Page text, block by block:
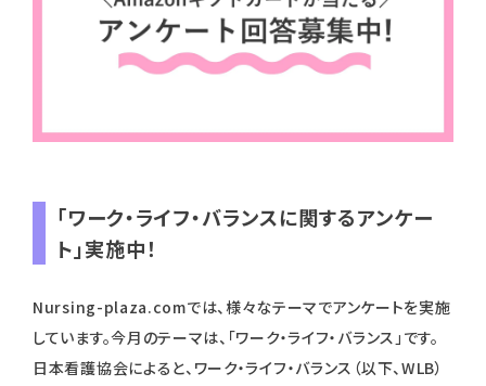
「ワーク・ライフ・バランスに関するアンケー
ト」実施中！
Nursing-plaza.comでは、様々なテーマでアンケートを実施
しています。今月のテーマは、「ワーク・ライフ・バランス」です。
日本看護協会によると、ワーク・ライフ・バランス（以下、WLB）